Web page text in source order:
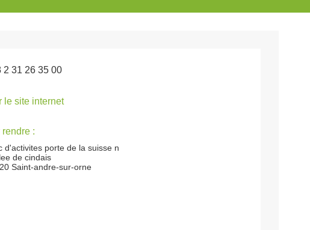
2 31 26 35 00
le site internet
rendre :
d'activites porte de la suisse n
de cindais
Saint-andre-sur-orne